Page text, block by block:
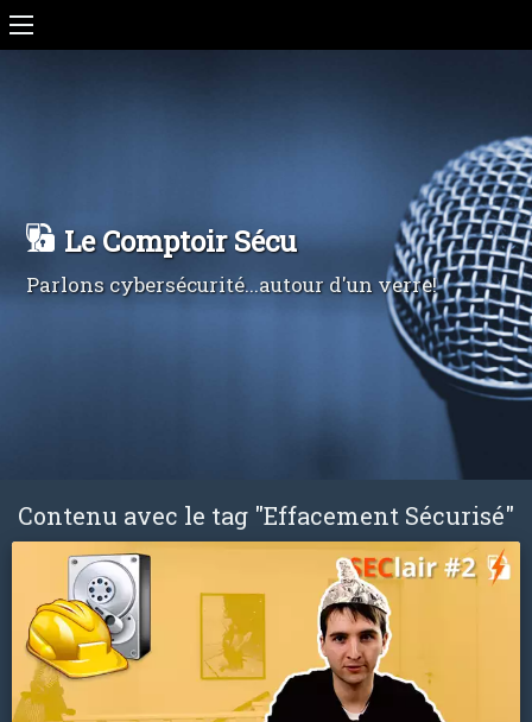
Le Comptoir Sécu
Parlons cybersécurité...autour d'un verre!
Contenu avec le tag "Effacement Sécurisé"